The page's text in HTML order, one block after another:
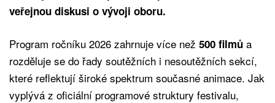
veřejnou diskusi o vývoji oboru.
Program ročníku 2026 zahrnuje více než 500 filmů a
rozděluje se do řady soutěžních i nesoutěžních sekcí,
které reflektují široké spektrum současné animace. Jak
vyplývá z oficiální programové struktury festivalu,